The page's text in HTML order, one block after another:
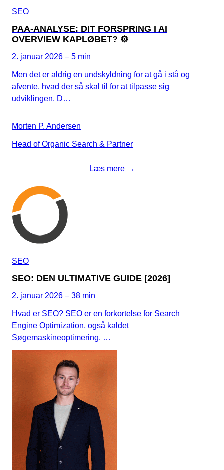
SEO
PAA-ANALYSE: DIT FORSPRING I AI
OVERVIEW KAPLØBET? ⚙️
2. januar 2026 – 5 min
Men det er aldrig en undskyldning for at gå i stå og
afvente, hvad der så skal til for at tilpasse sig
udviklingen. D…
Morten P. Andersen
Head of Organic Search & Partner
Læs mere →
SEO
SEO: DEN ULTIMATIVE GUIDE [2026]
2. januar 2026 – 38 min
Hvad er SEO? SEO er en forkortelse for Search
Engine Optimization, også kaldet
Søgemaskineoptimering. …